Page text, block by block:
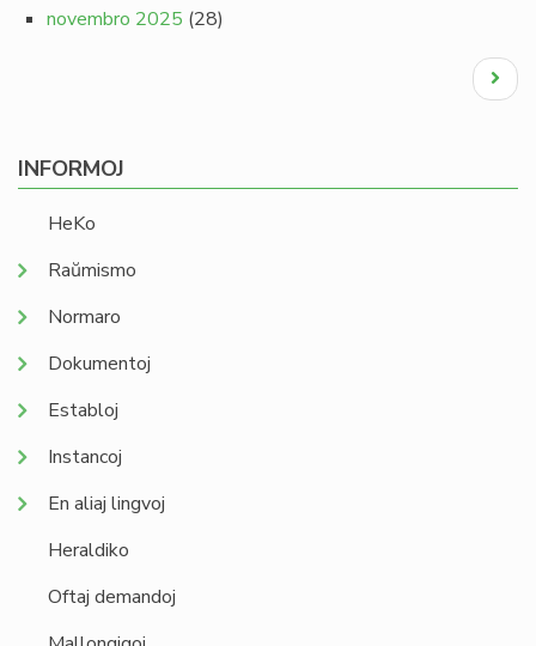
novembro 2025 (28)
Next
page
INFORMOJ
HeKo
Raŭmismo
Normaro
Dokumentoj
Establoj
Instancoj
En aliaj lingvoj
Heraldiko
Oftaj demandoj